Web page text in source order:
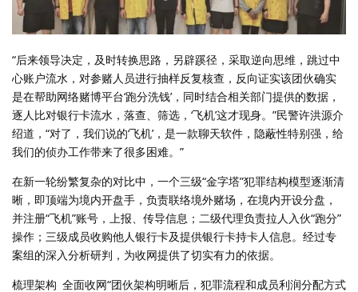
“后来领导决定，及时转换思路，另辟蹊径，采取逆向思维，跳过中
心账户流水，对参赌人员进行抽样反复核查，反向证实该团伙确实
是在帮助网络赌博平台‘跑分洗钱’，同时结合相关部门提供的数据，
逐人比对银行卡流水，落查、筛选，‘飞机’这才现身。”民警许洪源介
绍道，“对了，我们说的‘飞机’，是一款聊天软件，隐蔽性特别强，给
我们的侦办工作带来了很多困难。”
在新一轮纷繁复杂的对比中，一个三级“金字塔”犯罪结构模型逐渐清
晰，即顶端为境内开盘手，负责联络境外赌场，在境内开设分盘，
并注册“飞机”账号，上报、传导信息；二级代理负责拉人入伙“跑分”
操作；三级成员收购他人银行卡及提供银行卡持卡人信息。经过专
案组的深入分析研判，为收网提供了切实有力的依据。
梳理架构 全面收网“团伙架构明晰后，犯罪流程和成员利润分配方式